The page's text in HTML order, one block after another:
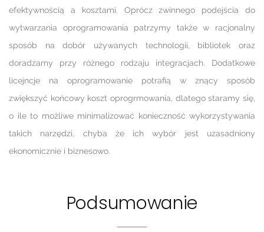
efektywnością a kosztami. Oprócz zwinnego podejścia do
wytwarzania oprogramowania patrzymy także w racjonalny
sposób na dobór używanych technologii, bibliotek oraz
doradzamy przy różnego rodzaju integracjach. Dodatkowe
licejncje na oprogramowanie potrafią w znący sposób
zwiększyć końcowy koszt oprogrmowania, dlatego staramy się,
o ile to możliwe minimalizować konieczność wykorzystywania
takich narzędzi, chyba że ich wybór jest uzasadniony
ekonomicznie i biznesowo.
Podsumowanie